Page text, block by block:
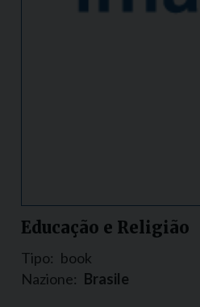
Educação e Religião
Tipo: book
Nazione: Brasile